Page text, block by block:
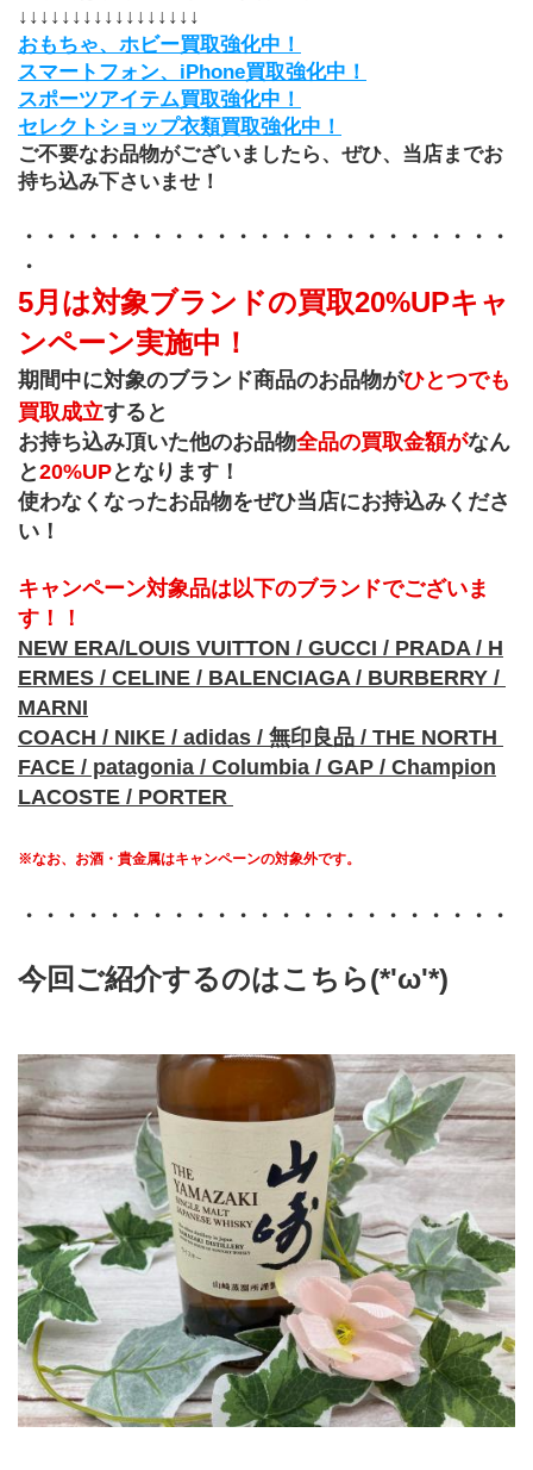
↓↓↓↓↓↓↓↓↓↓↓↓↓↓↓↓↓
おもちゃ、ホビー買取強化中！
スマートフォン、iPhone買取強化中！
スポーツアイテム買取強化中！
セレクトショップ衣類買取強化中！
ご不要なお品物がございましたら、ぜひ、当店までお
持ち込み下さいませ！
・・・・・・・・・・・・・・・・・・・・・・・
・
5月は対象ブランドの買取20%UPキャ
ンペーン実施中！
期間中に対象のブランド商品のお品物がひとつでも
買取成立すると
お持ち込み頂いた他のお品物全品の買取金額がなん
と20%UPとなります！
使わなくなったお品物をぜひ当店にお持込みくださ
い！
キャンペーン対象品は以下のブランドでございま
す！！
NEW ERA/LOUIS VUITTON / GUCCI / PRADA / H
ERMES / CELINE / BALENCIAGA / BURBERRY /
MARNI
COACH / NIKE / adidas / 無印良品 / THE NORTH
FACE / patagonia / Columbia / GAP / Champion
LACOSTE / PORTER
※なお、お酒・貴金属はキャンペーンの対象外です。
・・・・・・・・・・・・・・・・・・・・・・・
今回ご紹介するのはこちら(*'ω'*)